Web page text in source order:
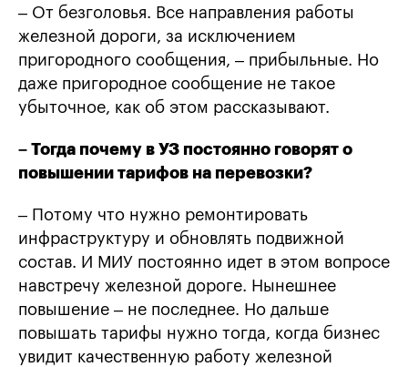
– От безголовья. Все направления работы
железной дороги, за исключением
пригородного сообщения, – прибыльные. Но
даже пригородное сообщение не такое
убыточное, как об этом рассказывают.
– Тогда почему в УЗ постоянно говорят о
повышении тарифов на перевозки?
– Потому что нужно ремонтировать
инфраструктуру и обновлять подвижной
состав. И МИУ постоянно идет в этом вопросе
навстречу железной дороге. Нынешнее
повышение – не последнее. Но дальше
повышать тарифы нужно тогда, когда бизнес
увидит качественную работу железной